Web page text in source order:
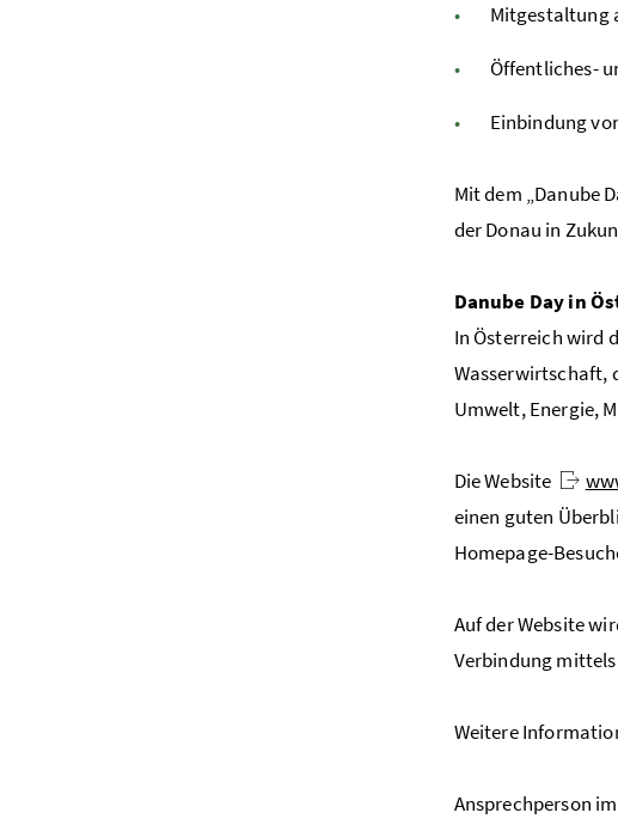
Mitgestaltung
Öffentliches-
Einbindung
Mit dem „Danube
der Donau in
Danube Day in
In Österreich wird
Wasserwirtschaft,
Umwelt, Energie,
Die Website
einen guten
Homepage-
Auf der Website
Verbindung
Weitere
Ansprechperson